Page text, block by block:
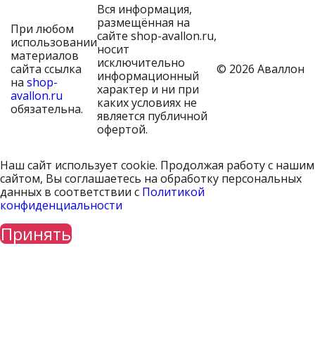
При любом
использовании
материалов
сайта ссылка
на shop-
avallon.ru
обязательна.
Вся информация,
размещённая на
сайте shop-avallon.ru,
носит
исключительно
информационный
характер и ни при
каких условиях не
является публичной
офертой.
© 2026 Аваллон
Наш сайт использует cookie. Продолжая работу с нашим
сайтом, Вы соглашаетесь на обработку персональных
данных в соответствии с Политикой
конфиденциальности
Принять